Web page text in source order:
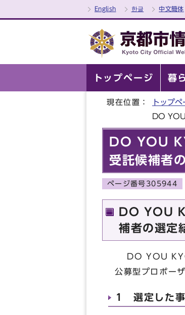
English 한글 中文簡体
トップページ 暮
現在位置： トップペ
DO
DO YOU
受託候補者
ページ番号305944
DO YOU
補者の選定
DO YOU
公募型プロポー
1 選定した事